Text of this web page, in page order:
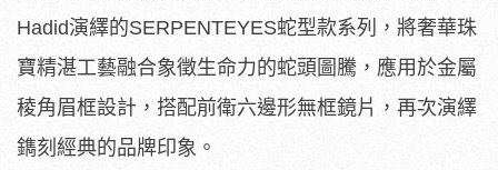
Hadid演繹的SERPENTEYES蛇型款系列，將奢華珠
寶精湛工藝融合象徵生命力的蛇頭圖騰，應用於金屬
稜角眉框設計，搭配前衛六邊形無框鏡片，再次演繹
鐫刻經典的品牌印象。